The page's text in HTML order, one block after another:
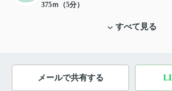
375ｍ（5分）
すべて見る
メールで共有する